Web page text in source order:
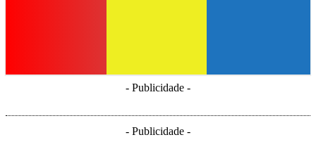
- Publicidade -
- Publicidade -